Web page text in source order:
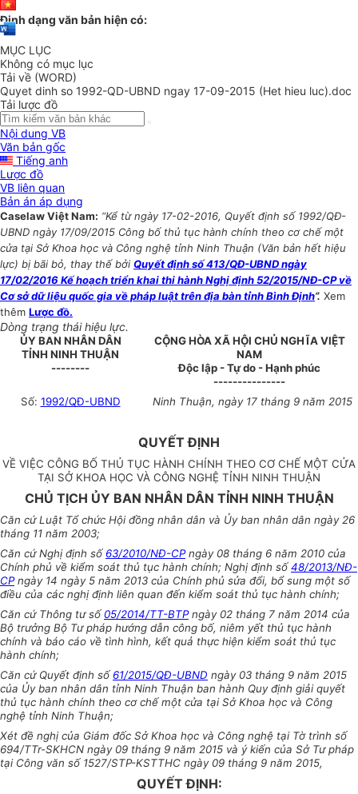
Định dạng văn bản hiện có:
MỤC LỤC
Không có mục lục
Tải về (WORD)
Quyet dinh so 1992-QD-UBND ngay 17-09-2015 (Het hieu luc).doc
Tải lược đồ
Nội dung VB
Văn bản gốc
Tiếng anh
Lược đồ
VB liên quan
Bản án áp dụng
Caselaw Việt Nam: “Kể từ ngày 17-02-2016, Quyết định số 1992/QĐ-
UBND ngày 17/09/2015 Công bố thủ tục hành chính theo cơ chế một
cửa tại Sở Khoa học và Công nghệ tỉnh Ninh Thuận (Văn bản hết hiệu
lực) bị bãi bỏ, thay thế bởi Quyết định số 413/QĐ-UBND ngày
17/02/2016 Kế hoạch triển khai thi hành Nghị định 52/2015/NĐ-CP về
Cơ sở dữ liệu quốc gia về pháp luật trên địa bàn tỉnh Bình Định”. Xem
thêm Lược đồ.
Dòng trạng thái hiệu lực.
ỦY BAN NHÂN DÂN
TỈNH NINH THUẬN
--------
CỘNG HÒA XÃ HỘI CHỦ NGHĨA VIỆT
NAM
Độc lập - Tự do - Hạnh phúc
---------------
Số: 1992/QĐ-UBND Ninh Thuận, ngày 17 tháng 9 năm 2015
QUYẾT ĐỊNH
VỀ VIỆC CÔNG BỐ THỦ TỤC HÀNH CHÍNH THEO CƠ CHẾ MỘT CỬA
TẠI SỞ KHOA HỌC VÀ CÔNG NGHỆ TỈNH NINH THUẬN
CHỦ TỊCH ỦY BAN NHÂN DÂN TỈNH NINH THUẬN
Căn cứ Luật Tổ chức Hội đồng nhân dân và Ủy ban nhân dân ngày 26
tháng 11 năm 2003;
Căn cứ Nghị định số 63/2010/NĐ-CPngày 08 tháng 6 năm 2010 của
Chính phủ về kiểm soát thủ tục hành chính; Nghị định số48/2013/NĐ-
CPngày 14 ngày 5 năm 2013 của Chính phủ sửa đổi, bổ sung một số
điều của các nghị định liên quan đến kiểm soát thủ tục hành chính;
Căn cứ Thông tư số 05/2014/TT-BTPngày 02 tháng 7 năm 2014 của
Bộ trưởng Bộ Tư pháp hướng dẫn công bố, niêm yết thủ tục hành
chính và báo cáo về tình hình, kết quả thực hiện kiểm soát thủ tục
hành chính;
Căn cứ Quyết định số 61/2015/QĐ-UBND ngày 03 tháng 9 năm 2015
của Ủy ban nhân dân tỉnh Ninh Thuận ban hành Quy định giải quyết
thủ tục hành chính theo cơ chế một cửa tại Sở Khoa học và Công
nghệ tỉnh Ninh Thuận;
Xét đề nghị của Giám đốc Sở Khoa học và Công nghệ tại Tờ trình số
694/TTr-SKHCN ngày 09 tháng 9 năm 2015 và ý kiến của Sở Tư pháp
tại Công văn số 1527/STP-KSTTHC ngày 09 tháng 9 năm 2015,
QUYẾT ĐỊNH: